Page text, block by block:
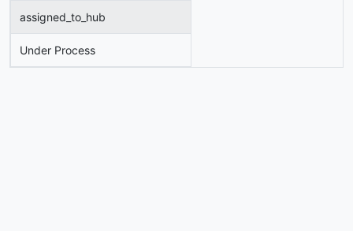
assigned_to_hub
Under Process